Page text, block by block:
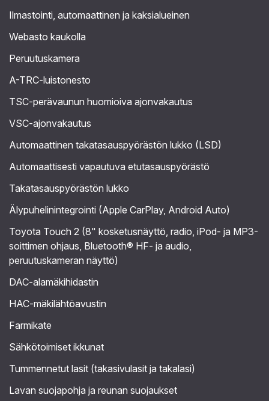
Ilmastointi, automaattinen ja kaksialueinen
Webasto kaukolla
Peruutuskamera
A-TRC-luistonesto
TSC-perävaunun huomioiva ajonvakautus
VSC-ajonvakautus
Automaattinen takatasauspyörästön lukko (LSD)
Automaattisesti vapautuva etutasauspyörästö
Takatasauspyörästön lukko
Älypuhelinintegrointi (Apple CarPlay, Android Auto)
Toyota Touch 2 (8" kosketusnäyttö, radio, iPod- ja MP3-
soittimen ohjaus, Bluetooth® HF- ja audio,
peruutuskameran näyttö)
DAC-alamäkihidastin
HAC-mäkilähtöavustin
Farmikate
Sähkötoimiset ikkunat
Tummennetut lasit (takasivulasit ja takalasi)
Lavan suojapohja ja reunan suojaukset